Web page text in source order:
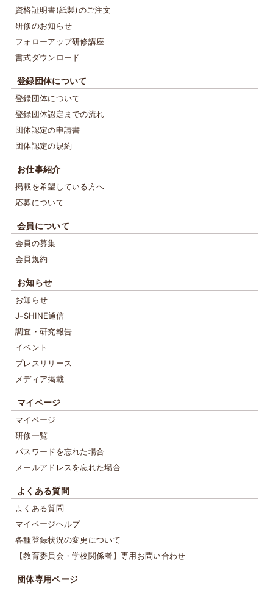
資格証明書(紙製)のご注文
研修のお知らせ
フォローアップ研修講座
書式ダウンロード
登録団体について
登録団体について
登録団体認定までの流れ
団体認定の申請書
団体認定の規約
お仕事紹介
掲載を希望している方へ
応募について
会員について
会員の募集
会員規約
お知らせ
お知らせ
J-SHINE通信
調査・研究報告
イベント
プレスリリース
メディア掲載
マイページ
マイページ
研修一覧
パスワードを忘れた場合
メールアドレスを忘れた場合
よくある質問
よくある質問
マイページヘルプ
各種登録状況の変更について
【教育委員会・学校関係者】専用お問い合わせ
団体専用ページ